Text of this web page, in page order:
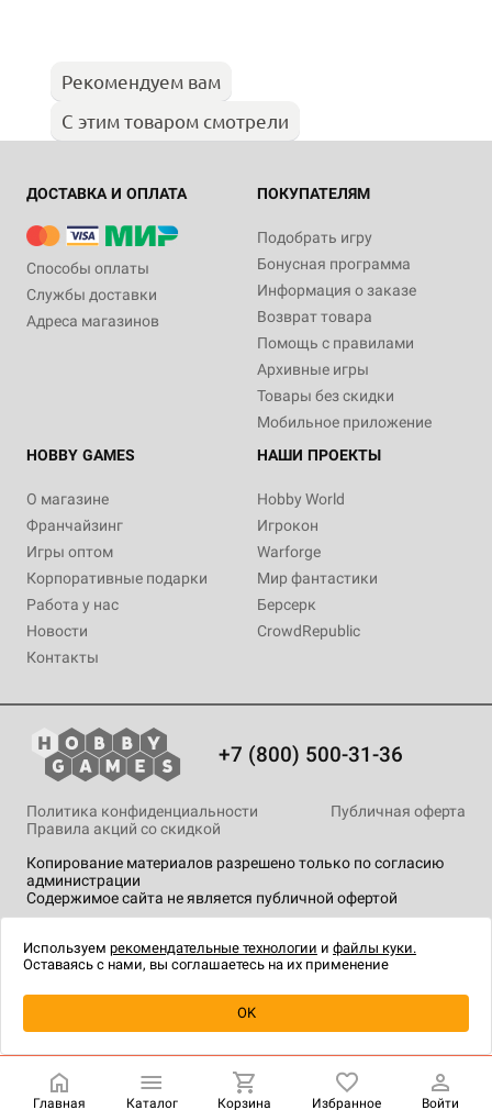
Уведомить о наличии
Рекомендуем вам
С этим товаром смотрели
ДОСТАВКА И ОПЛАТА
Способы оплаты
Службы доставки
Адреса магазинов
ПОКУПАТЕЛЯМ
Подобрать игру
Бонусная программа
Информация о заказе
Возврат товара
Помощь с правилами
Архивные игры
Товары без скидки
Мобильное приложение
HOBBY GAMES
О магазине
Франчайзинг
Игры оптом
Корпоративные подарки
Работа у нас
Новости
Контакты
НАШИ ПРОЕКТЫ
Hobby World
Игрокон
Warforge
Мир фантастики
Берсерк
CrowdRepublic
+7 (800) 500-31-36
Копирование материалов разрешено только по согласию
администрации
Содержимое сайта не является публичной офертой
Политика конфиденциальности
Публичная оферта
Правила акций со скидкой
технологии.
Главная Каталог Корзина Избранное Войти
Используем рекомендательные технологии и файлы куки.
Оставаясь с нами, вы соглашаетесь на их применение
OK